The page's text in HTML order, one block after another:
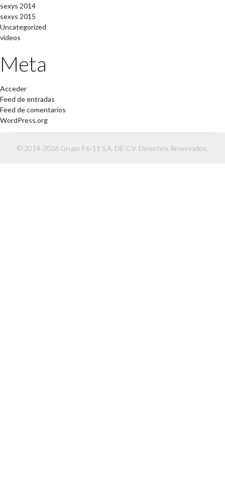
sexys 2014
sexys 2015
Uncategorized
videos
Meta
Acceder
Feed de entradas
Feed de comentarios
WordPress.org
© 2014-2026 Grupo F6-11 S.A. DE C.V. Derechos Reservados.